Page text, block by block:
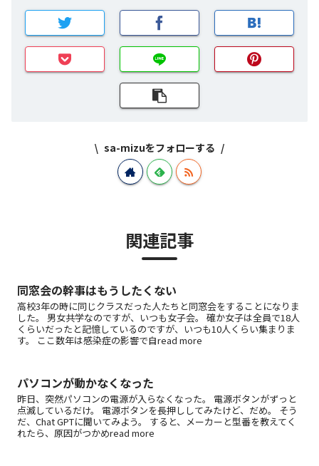
sa-mizuをフォローする
関連記事
同窓会の幹事はもうしたくない
高校3年の時に同じクラスだった人たちと同窓会をすることになりま
した。 男女共学なのですが、いつも女子会。 確か女子は全員で18人
くらいだったと記憶しているのですが、いつも10人くらい集まりま
す。 ここ数年は感染症の影響で自read more
パソコンが動かなくなった
昨日、突然パソコンの電源が入らなくなった。 電源ボタンがずっと
点滅しているだけ。 電源ボタンを長押ししてみたけど、だめ。 そう
だ、Chat GPTに聞いてみよう。 すると、メーカーと型番を教えてく
れたら、原因がつかめread more